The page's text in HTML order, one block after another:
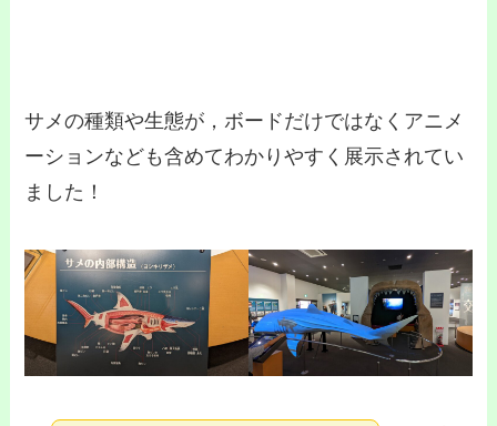
サメの種類や生態が，ボードだけではなくアニメ
ーションなども含めてわかりやすく展示されてい
ました！